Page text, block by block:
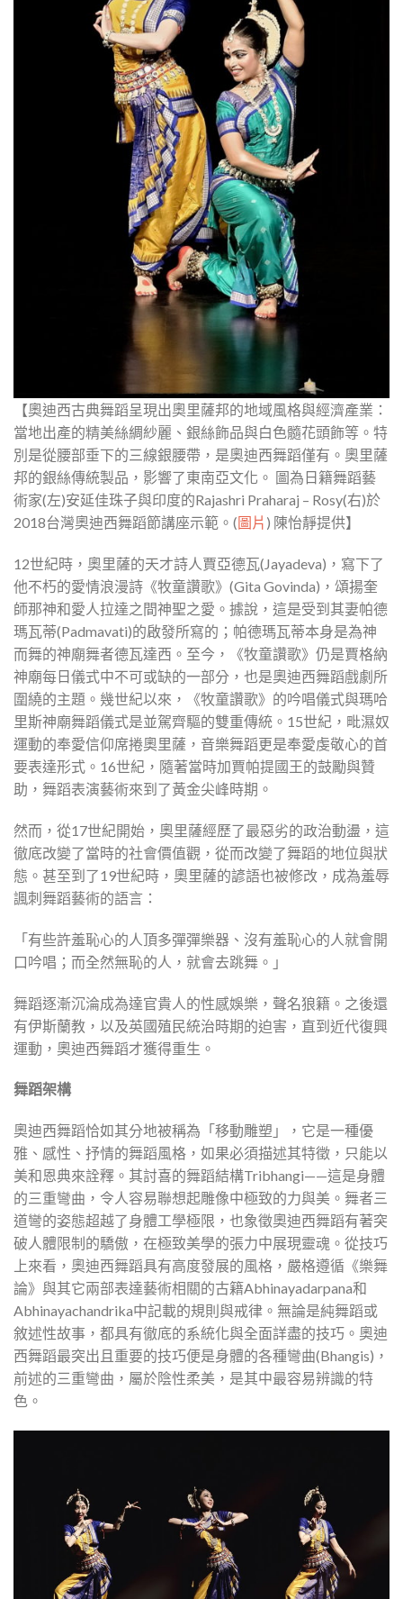
【奧迪西古典舞蹈呈現出奧里薩邦的地域風格與經濟產業：
當地出產的精美絲綢紗麗、銀絲飾品與白色髓花頭飾等。特
別是從腰部垂下的三線銀腰帶，是奧迪西舞蹈僅有。奧里薩
邦的銀絲傳統製品，影響了東南亞文化。 圖為日籍舞蹈藝
術家(左)安延佳珠子與印度的Rajashri Praharaj – Rosy(右)於
2018台灣奧迪西舞蹈節講座示範。(圖片 ) 陳怡靜提供】
12世紀時，奧里薩的天才詩人賈亞德瓦(Jayadeva)，寫下了
他不朽的愛情浪漫詩《牧童讚歌》(Gita Govinda)，頌揚奎
師那神和愛人拉達之間神聖之愛。據說，這是受到其妻帕德
瑪瓦蒂(Padmavati)的啟發所寫的；帕德瑪瓦蒂本身是為神
而舞的神廟舞者德瓦達西。至今，《牧童讚歌》仍是賈格納
神廟每日儀式中不可或缺的一部分，也是奧迪西舞蹈戲劇所
圍繞的主題。幾世紀以來，《牧童讚歌》的吟唱儀式與瑪哈
里斯神廟舞蹈儀式是並駕齊驅的雙重傳統。15世紀，毗濕奴
運動的奉愛信仰席捲奧里薩，音樂舞蹈更是奉愛虔敬心的首
要表達形式。16世紀，隨著當時加賈帕提國王的鼓勵與贊
助，舞蹈表演藝術來到了黃金尖峰時期。
然而，從17世紀開始，奧里薩經歷了最惡劣的政治動盪，這
徹底改變了當時的社會價值觀，從而改變了舞蹈的地位與狀
態。甚至到了19世紀時，奧里薩的諺語也被修改，成為羞辱
諷刺舞蹈藝術的語言：
「有些許羞恥心的人頂多彈彈樂器、沒有羞恥心的人就會開
口吟唱；而全然無恥的人，就會去跳舞。」
舞蹈逐漸沉淪成為達官貴人的性感娛樂，聲名狼籍。之後還
有伊斯蘭教，以及英國殖民統治時期的迫害，直到近代復興
運動，奧迪西舞蹈才獲得重生。
舞蹈架構
奧迪西舞蹈恰如其分地被稱為「移動雕塑」，它是一種優
雅、感性、抒情的舞蹈風格，如果必須描述其特徵，只能以
美和恩典來詮釋。其討喜的舞蹈結構Tribhangi——這是身體
的三重彎曲，令人容易聯想起雕像中極致的力與美。舞者三
道彎的姿態超越了身體工學極限，也象徵奧迪西舞蹈有著突
破人體限制的驕傲，在極致美學的張力中展現靈魂。從技巧
上來看，奧迪西舞蹈具有高度發展的風格，嚴格遵循《樂舞
論》與其它兩部表達藝術相關的古籍Abhinayadarpana和
Abhinayachandrika中記載的規則與戒律。無論是純舞蹈或
敘述性故事，都具有徹底的系統化與全面詳盡的技巧。奧迪
西舞蹈最突出且重要的技巧便是身體的各種彎曲(Bhangis)，
前述的三重彎曲，屬於陰性柔美，是其中最容易辨識的特
色。